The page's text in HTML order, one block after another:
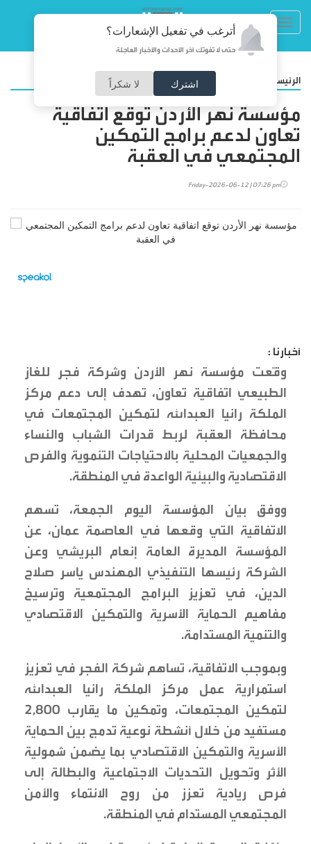
أترغب في تفعيل الإشعارات؟
حتى لا تفوتك آخر الأحداث والأخبار العاجلة
اشترك لا شكراً الرئيسية
مؤسسة نهر الأردن توقع اتفاقية
تعاون لدعم برامج التمكين
المجتمعي في العقبة
Friday-2026-06-12 | 07:26 pm
أخبارنا :
وقّعت مؤسسة نهر الأردن وشركة فجر للغاز
الطبيعي اتفاقية تعاون، تهدف إلى دعم مركز
الملكة رانيا العبدالله لتمكين المجتمعات في
محافظة العقبة لربط قدرات الشباب والنساء
والجمعيات المحلية بالاحتياجات التنموية والفرص
الاقتصادية والبيئية الواعدة في المنطقة.
ووفق بيان المؤسسة اليوم الجمعة، تسهم
الاتفاقية التي وقعها في العاصمة عمان، عن
المؤسسة المديرة العامة إنعام البريشي وعن
الشركة رئيسها التنفيذي المهندس ياسر صلاح
الدين، في تعزيز البرامج المجتمعية وترسيخ
مفاهيم الحماية الأسرية والتمكين الاقتصادي
والتنمية المستدامة.
وبموجب الاتفاقية، تساهم شركة الفجر في تعزيز
استمرارية عمل مركز الملكة رانيا العبدالله
لتمكين المجتمعات، وتمكين ما يقارب 2,800
مستفيد من خلال أنشطة نوعية تدمج بين الحماية
الأسرية والتمكين الاقتصادي بما يضمن شمولية
الأثر وتحويل التحديات الاجتماعية والبطالة إلى
فرص ريادية تعزز من روح الانتماء والأمن
المجتمعي المستدام في المنطقة.